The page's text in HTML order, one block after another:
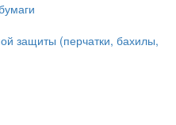
защиты (перчатки, бахилы,